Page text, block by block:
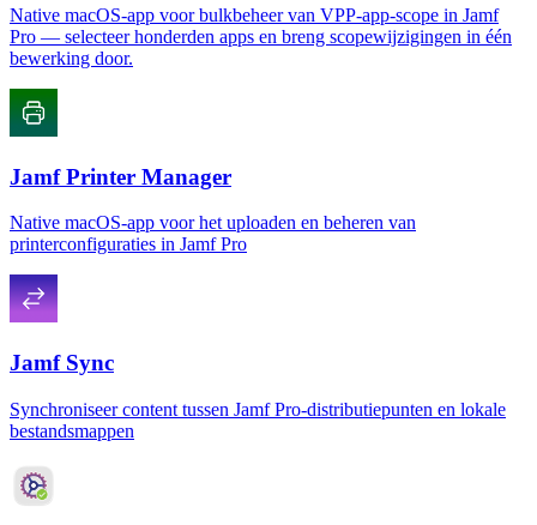
Native macOS-app voor bulkbeheer van VPP-app-scope in Jamf
Pro — selecteer honderden apps en breng scopewijzigingen in één
bewerking door.
Jamf Printer Manager
Native macOS-app voor het uploaden en beheren van
printerconfiguraties in Jamf Pro
Jamf Sync
Synchroniseer content tussen Jamf Pro-distributiepunten en lokale
bestandsmappen